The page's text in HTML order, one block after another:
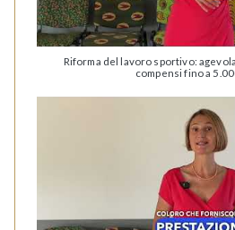
Riforma del lavoro sportivo:
compensi fino a